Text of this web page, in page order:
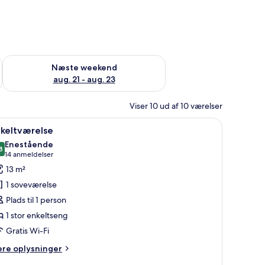
14 - aug. 16
Næste weekend
aug. 21 - aug. 23
Tjek tilgængelighed for næste weekend aug. 21 - aug. 23
Viser 10 ud af 10 værelser
med stol, et fjernsyn og et vindue med gardiner.
Et hotelværelse med seng, et natbord, en
8
ud af 10
Enestående
14 anmeldelser
(14
anmeldelser)
13 m²
1 soveværelse
Plads til 1 person
1 stor enkeltseng
Gratis Wi-Fi
oplysninger